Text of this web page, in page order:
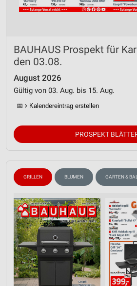
BAUHAUS Prospekt für
den 03.08.
August 2026
Gültig von 03. Aug. bis 15. Aug.
📅 Kalendereintrag erstellen
PROSPEKT
GRILLEN BLUMEN GARTEN &